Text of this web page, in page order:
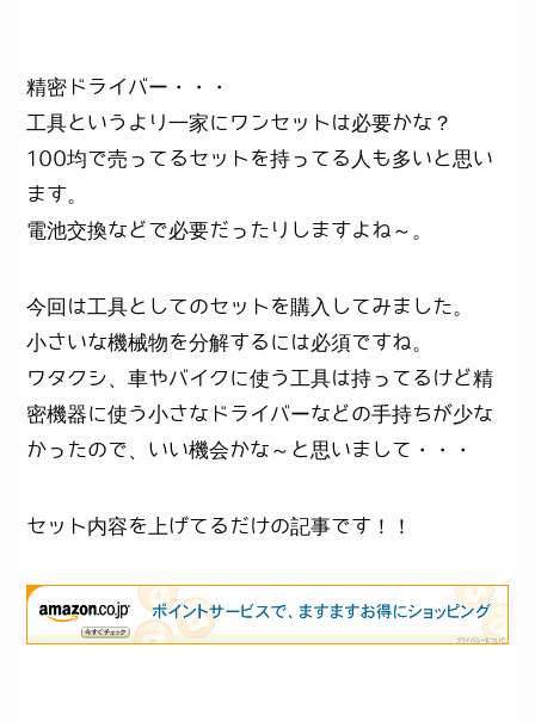
精密ドライバー・・・
工具というより一家にワンセットは必要かな？
100均で売ってるセットを持ってる人も多いと思い
ます。
電池交換などで必要だったりしますよね～。
今回は工具としてのセットを購入してみました。
小さいな機械物を分解するには必須ですね。
ワタクシ、車やバイクに使う工具は持ってるけど精
密機器に使う小さなドライバーなどの手持ちが少な
かったので、いい機会かな～と思いまして・・・
セット内容を上げてるだけの記事です！！